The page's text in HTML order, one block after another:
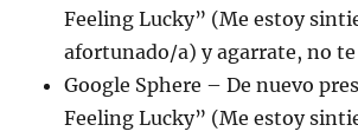
Feeling Lucky” (Me estoy
afortunado/a) y agarrate, no te
Google Sphere – De nuevo
Feeling Lucky” (Me estoy